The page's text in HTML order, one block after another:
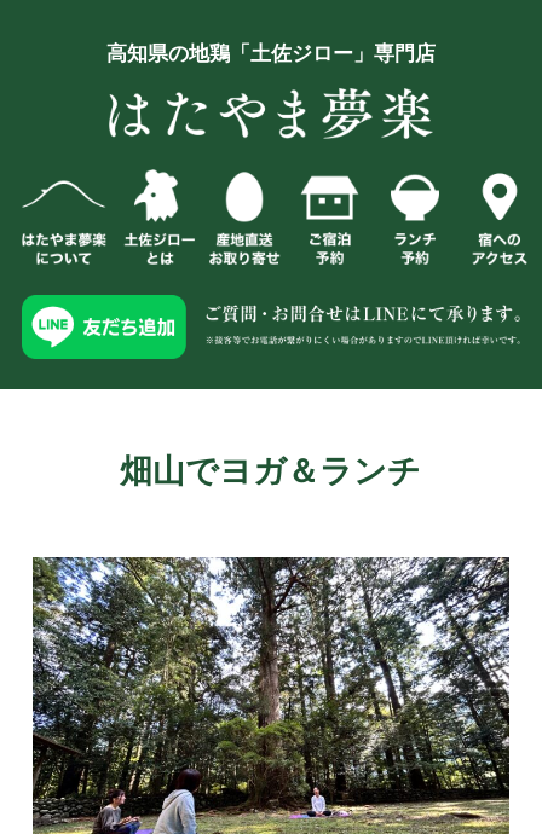
高知県の地鶏「土佐ジロー」専門店
畑山でヨガ＆ランチ